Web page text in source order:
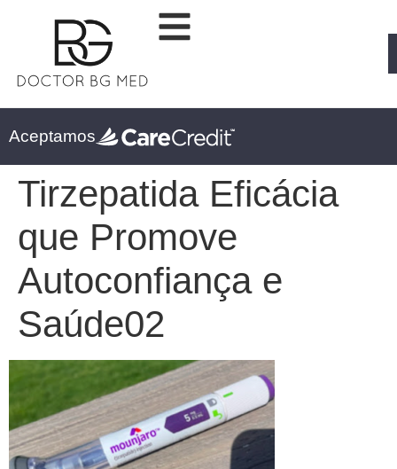
Aceptamos
Tirzepatida Eficácia
que Promove
Autoconfiança e
Saúde02